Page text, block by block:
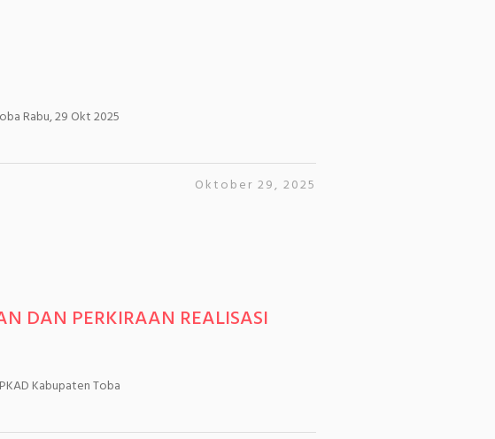
Rabu, 29 Okt 2025
Oktober 29, 2025
DAN PERKIRAAN REALISASI
Kabupaten Toba